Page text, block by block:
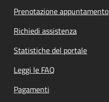
Prenotazione appuntamento
Richiedi assistenza
Statistiche del portale
Leggi le FAQ
Pagamenti